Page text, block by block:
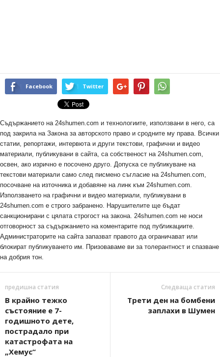
Facebook Twitter
Съдържанието на 24shumen.com и технологиите, използвани в него, са
под закрила на Закона за авторското право и сродните му права. Всички
статии, репортажи, интервюта и други текстови, графични и видео
материали, публикувани в сайта, са собственост на 24shumen.com,
освен, ако изрично е посочено друго. Допуска се публикуване на
текстови материали само след писмено съгласие на 24shumen.com,
посочване на източника и добавяне на линк към 24shumen.com.
Използването на графични и видео материали, публикувани в
24shumen.com е строго забранено. Нарушителите ще бъдат
санкционирани с цялата строгост на закона. 24shumen.com не носи
отговорност за съдържанието на коментарите под публикациите.
Администраторите на сайта запазват правото да ограничават или
блокират публикуването им. Призоваваме ви за толерантност и спазване
на добрия тон.
предишна статия
В крайно тежко
състояние е 7-
годишното дете,
пострадало при
катастрофата на
„Хемус“
Следваща статия
Трети ден на бомбени
заплахи в Шумен